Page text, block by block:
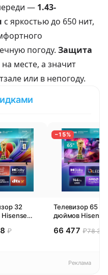
— 1.43-
с яркостью до 650 нит,
погоду. Защита
месте, а значит
или в непогоду.
32
HD
₽
−15%
Телевизор 65
дюймов Hisense
(2026) Смарт ТВ
66 477 ₽78
Реклама